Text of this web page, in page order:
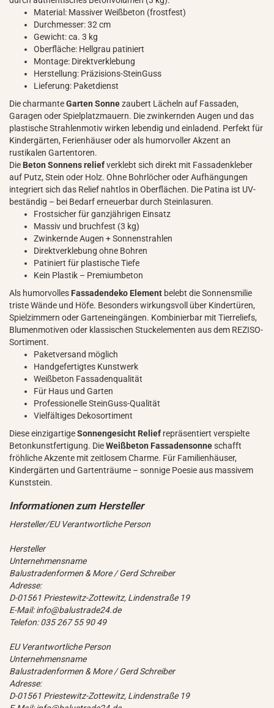
Material: Massiver Weißbeton (frostfest)
Durchmesser: 32 cm
Gewicht: ca. 3 kg
Oberfläche: Hellgrau patiniert
Montage: Direktverklebung
Herstellung: Präzisions-SteinGuss
Lieferung: Paketdienst
Die charmanteGarten Sonnezaubert Lächeln auf Fassaden,
Garagen oder Spielplatzmauern. Die zwinkernden Augen und das
plastische Strahlenmotiv wirken lebendig und einladend. Perfekt für
Kindergärten, Ferienhäuser oder als humorvoller Akzent an
rustikalen Gartentoren.
Die Beton Sonnens reliefverklebt sich direkt mit Fassadenkleber
auf Putz, Stein oder Holz. Ohne Bohrlöcher oder Aufhängungen
integriert sich das Relief nahtlos in Oberflächen. Die Patina ist UV-
beständig – bei Bedarf erneuerbar durch Steinlasuren.
Frostsicher für ganzjährigen Einsatz
Massiv und bruchfest (3 kg)
Zwinkernde Augen + Sonnenstrahlen
Direktverklebung ohne Bohren
Patiniert für plastische Tiefe
Kein Plastik – Premiumbeton
Als humorvolles Fassadendeko Element belebt die Sonnensmilie
triste Wände und Höfe. Besonders wirkungsvoll über Kindertüren,
Spielzimmern oder Garteneingängen. Kombinierbar mit Tierreliefs,
Blumenmotiven oder klassischen Stuckelementen aus dem REZISO-
Sortiment.
Paketversand möglich
Handgefertigtes Kunstwerk
Weißbeton Fassadenqualität
Für Haus und Garten
Professionelle SteinGuss-Qualität
Vielfältiges Dekosortiment
Diese einzigartigeSonnengesicht Relief repräsentiert verspielte
Betonkunstfertigung. DieWeißbeton Fassadensonneschafft
fröhliche Akzente mit zeitlosem Charme. Für Familienhäuser,
Kindergärten und Gartenträume – sonnige Poesie aus massivem
Kunststein.
Hersteller/EU Verantwortliche Person
Hersteller
Unternehmensname
Balustradenformen & More / Gerd Schreiber
Adresse:
D-01561 Priestewitz-Zottewitz, Lindenstraße 19
E-Mail: info@balustrade24.de
Telefon: 035 267 55 90 49
EU Verantwortliche Person
Unternehmensname
Balustradenformen & More / Gerd Schreiber
Adresse:
D-01561 Priestewitz-Zottewitz, Lindenstraße 19